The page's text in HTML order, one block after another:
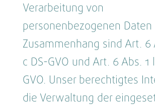
Verarbeitung von
personenbezogenen
Zusammenhang sind Art. 6
c DS-GVO und Art. 6 Abs. 1
GVO. Unser berechtigtes
die Verwaltung der